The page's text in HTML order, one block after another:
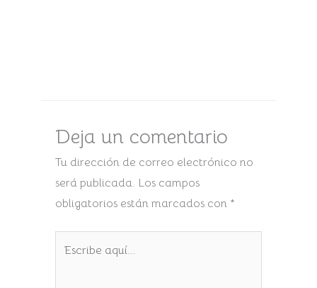
Deja un comentario
Tu dirección de correo electrónico no
será publicada. Los campos
obligatorios están marcados con *